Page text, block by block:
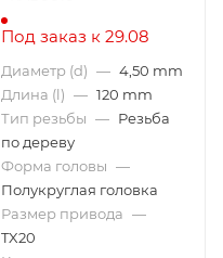
Под заказ к 29.08
Диаметр (d) — 4,50 mm
Длина (l) — 120 mm
Тип резьбы — Резьба
по дереву
Форма головы —
Полукруглая головка
Размер привода —
TX20